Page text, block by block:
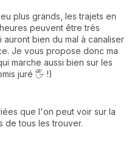
plus grands, les trajets en
peuvent être très
bien du mal à canaliser
Je vous propose donc ma
marche aussi bien sur les
juré 🖐️ !)
que l'on peut voir sur la
de tous les trouver.